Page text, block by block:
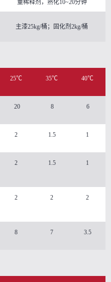
量稀释剂，熟化10~20分钟
主漆25kg/桶；固化剂2kg/桶
25℃ 35℃ 40℃
20 8 6
2 1.5 1
2 1.5 1
2 2 2
8 7 3.5